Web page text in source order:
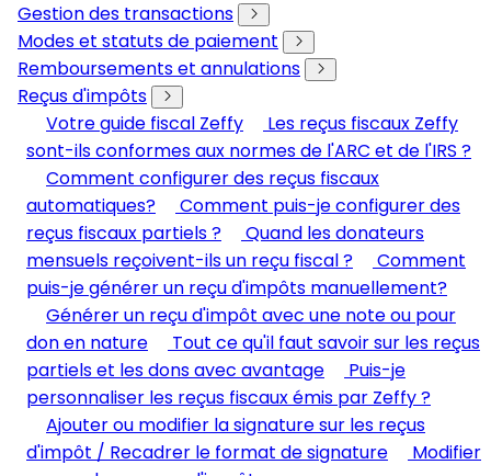
Gestion des transactions
Modes et statuts de paiement
Remboursements et annulations
Reçus d'impôts
Votre guide fiscal Zeffy
Les reçus fiscaux Zeffy
sont-ils conformes aux normes de l'ARC et de l'IRS ?
Comment configurer des reçus fiscaux
automatiques?
Comment puis-je configurer des
reçus fiscaux partiels ?
Quand les donateurs
mensuels reçoivent-ils un reçu fiscal ?
Comment
puis-je générer un reçu d'impôts manuellement?
Générer un reçu d'impôt avec une note ou pour
don en nature
Tout ce qu'il faut savoir sur les reçus
partiels et les dons avec avantage
Puis-je
personnaliser les reçus fiscaux émis par Zeffy ?
Ajouter ou modifier la signature sur les reçus
d'impôt / Recadrer le format de signature
Modifier